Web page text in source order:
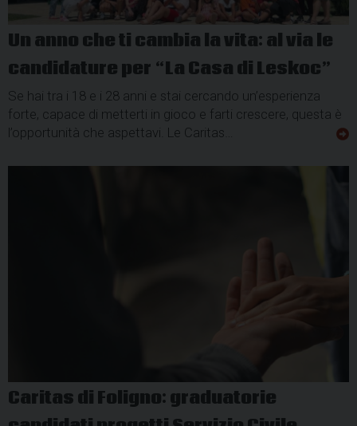
Un anno che ti cambia la vita: al via le
candidature per “La Casa di Leskoc”
Se hai tra i 18 e i 28 anni e stai cercando un’esperienza
forte, capace di metterti in gioco e farti crescere, questa è
l’opportunità che aspettavi. Le Caritas…
Caritas di Foligno: graduatorie